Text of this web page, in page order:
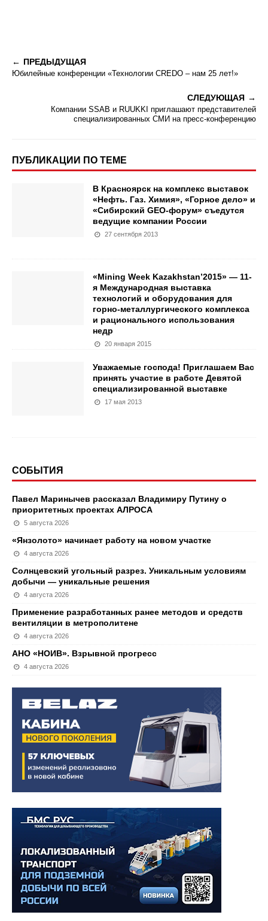
ПРЕДЫДУЩАЯ
Юбилейные конференции «Технологии CREDO – нам 25 лет!»
СЛЕДУЮЩАЯ
Компании SSAB и RUUKKI приглашают представителей
специализированных СМИ на пресс-конференцию
ПУБЛИКАЦИИ ПО ТЕМЕ
В Красноярск на комплекс выставок
«Нефть. Газ. Химия», «Горное дело» и
«Сибирский GEO-форум» съедутся
ведущие компании России
27 сентября 2013
«Mining Week Kazakhstan’2015» — 11-
я Международная выставка
технологий и оборудования для
горно-металлургического комплекса
и рационального использования
недр
20 января 2015
Уважаемые господа! Приглашаем Вас
принять участие в работе Девятой
специализированной выставке
17 мая 2013
СОБЫТИЯ
Павел Маринычев рассказал Владимиру Путину о
приоритетных проектах АЛРОСА
5 августа 2026
«Янзолото» начинает работу на новом участке
4 августа 2026
Солнцевский угольный разрез. Уникальным условиям
добычи — уникальные решения
4 августа 2026
Применение разработанных ранее методов и средств
вентиляции в метрополитене
4 августа 2026
АНО «НОИВ». Взрывной прогресс
4 августа 2026